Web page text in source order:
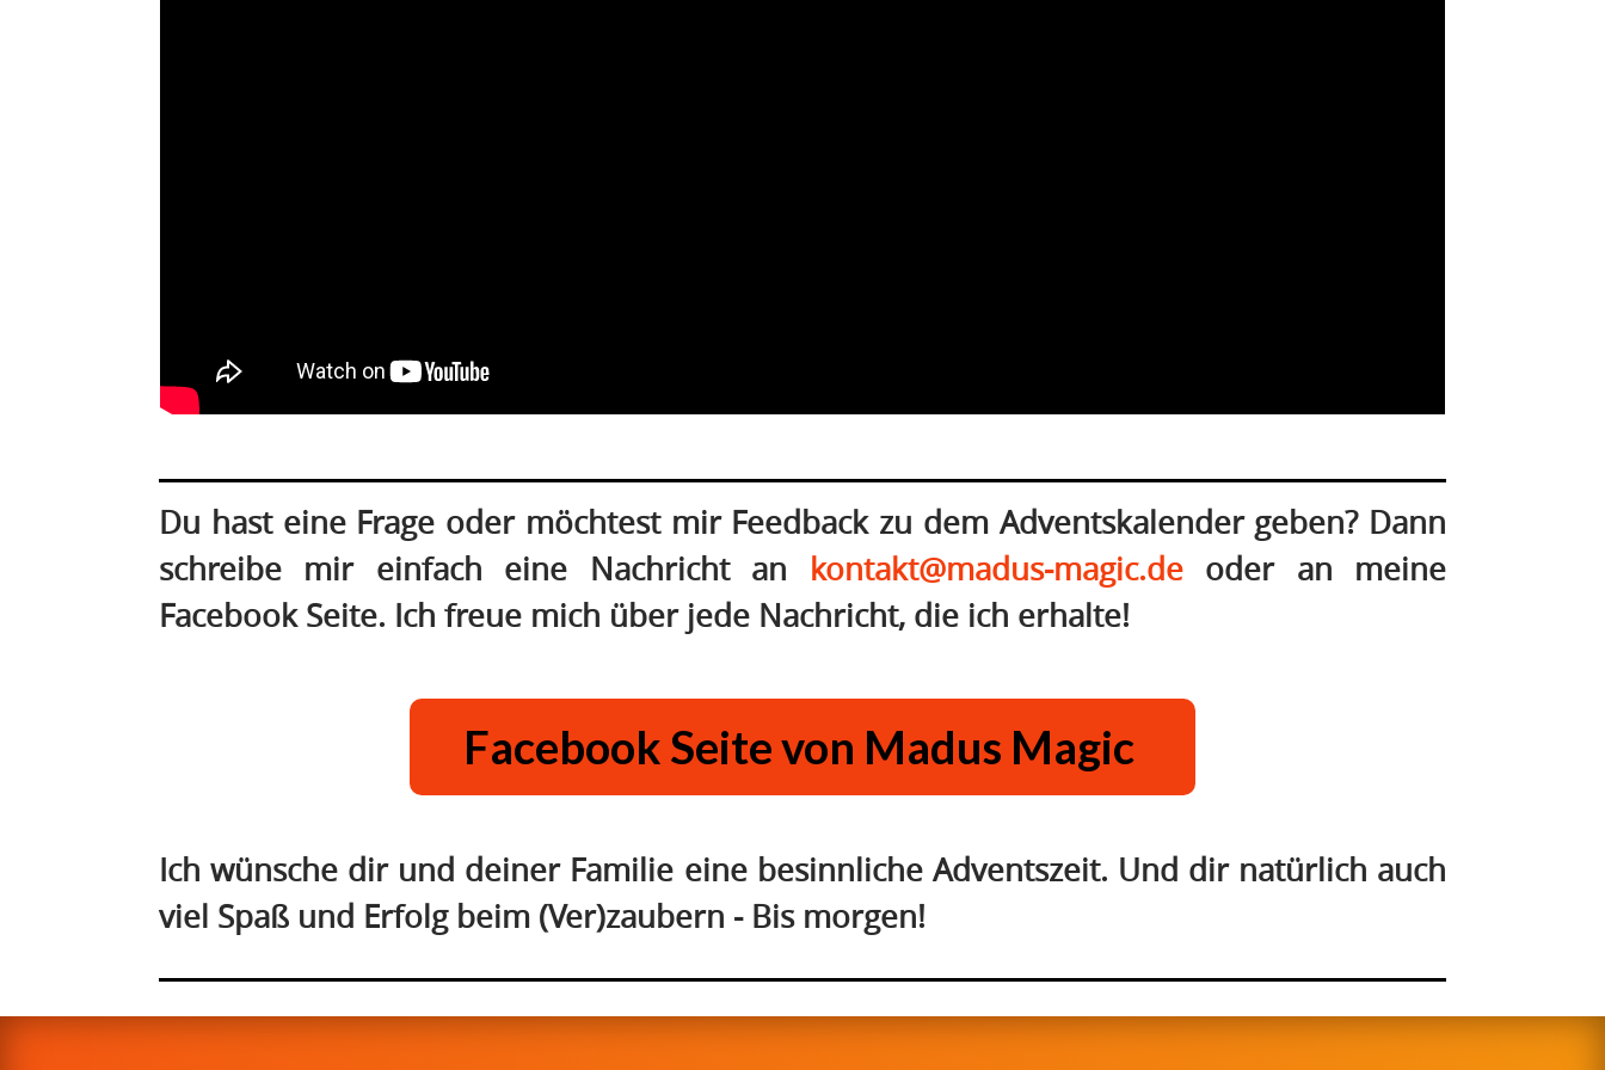
Du hast eine Frage oder möchtest mir Feedback zu dem Adventskalender geben? Dann
schreibe mir einfach eine Nachricht an kontakt@madus-magic.deoder an meine
Facebook Seite. Ich freue mich über jede Nachricht, die ich erhalte!
Facebook Seite von Madus Magic
Ich wünsche dir und deiner Familie eine besinnliche Adventszeit. Und dir natürlich auch
viel Spaß und Erfolg beim (Ver)zaubern - Bis morgen!